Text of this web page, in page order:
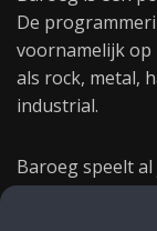
De
voornamelijk op
als rock, metal,
industrial.
Baroeg speelt